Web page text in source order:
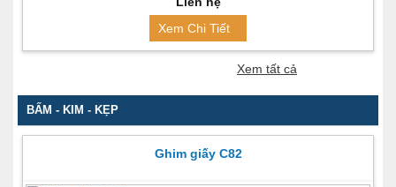
Xem Chi Tiết
Xem tất cả
BẤM - KIM - KẸP
Ghim giấy C82